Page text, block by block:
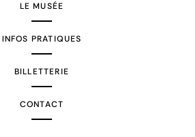
LE MUSÉE
INFOS PRATIQUES
BILLETTERIE
CONTACT